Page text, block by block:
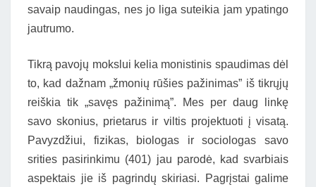
savaip naudingas, nes jo liga suteikia jam ypatingo
jautrumo.
Tikrą pavojų mokslui kelia monistinis spaudimas dėl
to, kad dažnam „žmonių rūšies pažinimas” iš tikrųjų
reiškia tik „savęs pažinimą”. Mes per daug linkę
savo skonius, prietarus ir viltis projektuoti į visatą.
Pavyzdžiui, fizikas, biologas ir sociologas savo
srities pasirinkimu (401) jau parodė, kad svarbiais
aspektais jie iš pagrindų skiriasi. Pagrįstai galime